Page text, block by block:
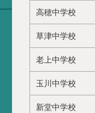
高穂中学校
草津中学校
老上中学校
玉川中学校
新堂中学校